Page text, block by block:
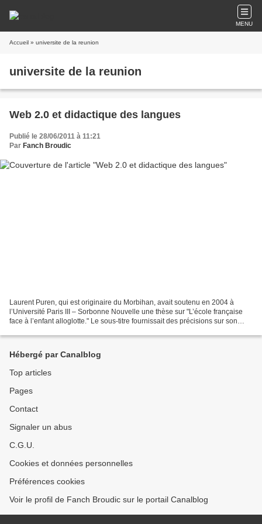
MENU
Accueil » universite de la reunion
universite de la reunion
Web 2.0 et didactique des langues
Publié le 28/06/2011 à 11:21
Par Fanch Broudic
Laurent Puren, qui est originaire du Morbihan, avait soutenu en 2004 à
l’Université Paris III – Sorbonne Nouvelle une thèse sur "L’école française
face à l’enfant alloglotte." Le sous-titre fournissait des précisions sur son
Hébergé par Canalblog
Top articles
Pages
Contact
Signaler un abus
C.G.U.
Cookies et données personnelles
Préférences cookies
Voir le profil de Fanch Broudic sur le portail Canalblog